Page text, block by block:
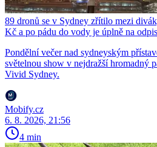
89 dronů se v Sydney zřítilo mezi
Kč a po pádu do vody je úplně na odpis
Pondělní večer nad sydneyským
světelnou show v nejdražší hromadný
Vivid Sydney.
Mobify.cz
6. 8. 2026, 21:56
4 min